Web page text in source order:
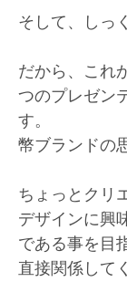
そして、しっ
だから、これ
つのプレゼン
す。
幣ブランドの
ちょっとクリ
デザインに興
である事を目
直接関係して